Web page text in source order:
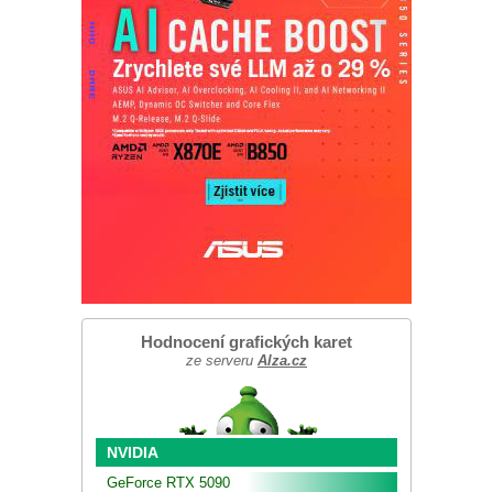
Hodnocení grafických karet
ze serveru Alza.cz
NVIDIA
GeForce RTX 5090